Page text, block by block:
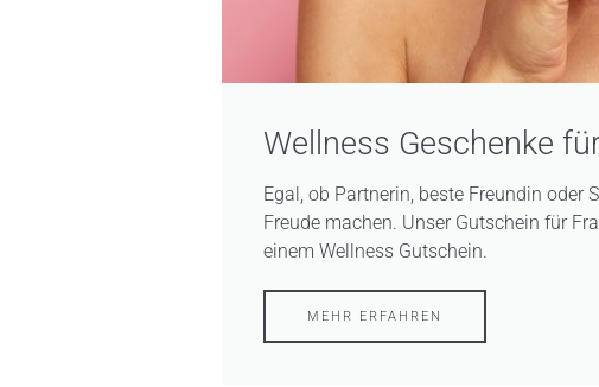
Wellness Geschenke
Egal, ob Partnerin, beste Freundin
Freude machen. Unser Gutschein für
einem Wellness Gutschein.
MEHR ERFAHREN